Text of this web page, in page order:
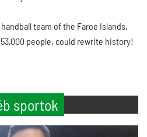
team of the Faroe Islands,
people, could rewrite history!
sportok